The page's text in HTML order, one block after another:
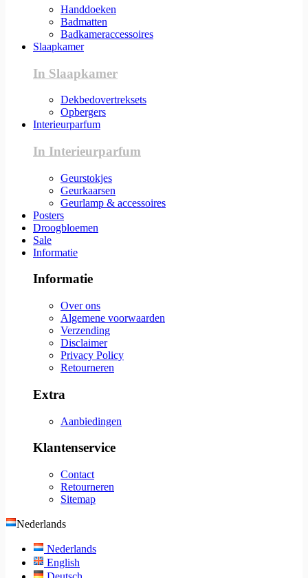
Handdoeken
Badmatten
Badkameraccessoires
Slaapkamer
In Slaapkamer
Dekbedovertreksets
Opbergers
Interieurparfum
In Interieurparfum
Geurstokjes
Geurkaarsen
Geurlamp & accessoires
Posters
Droogbloemen
Sale
Informatie
Informatie
Over ons
Algemene voorwaarden
Verzending
Disclaimer
Privacy Policy
Retourneren
Extra
Aanbiedingen
Klantenservice
Contact
Retourneren
Sitemap
Nederlands
Nederlands
English